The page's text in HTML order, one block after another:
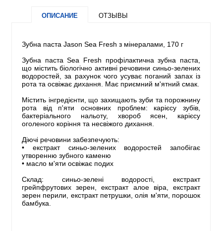
ОПИСАНИЕ ОТЗЫВЫ
Зубна паста Jason Sea Fresh з мінералами, 170 г
Зубна паста Sea Fresh профілактична зубна паста,
що містить біологічно активні речовини синьо-зелених
водоростей, за рахунок чого усуває поганий запах із
рота та освіжає дихання. Має приємний м'ятний смак.
Містить інгредієнти, що захищають зуби та порожнину
рота від п'яти основних проблем: карієсу зубів,
бактеріального нальоту, хвороб ясен, карієсу
оголеного коріння та несвіжого дихання.
Діючі речовини забезпечують:
• екстракт синьо-зелених водоростей запобігає
утворенню зубного каменю
• масло м'яти освіжає подих
Склад: синьо-зелені водорості, екстракт
грейпфрутових зерен, екстракт алое віра, екстракт
зерен перили, екстракт петрушки, олія м'яти, порошок
бамбука.